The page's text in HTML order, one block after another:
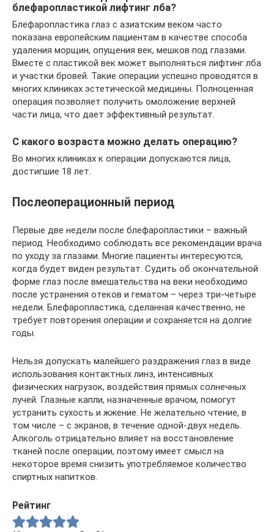
блефаропластикой лифтинг лба?
Блефаропластика глаз с азиатским веком часто
показана европейским пациентам в качестве способа
удаления морщин, опущения век, мешков под глазами.
Вместе с пластикой век может выполняться лифтинг лба
и участки бровей. Такие операции успешно проводятся в
многих клиниках эстетической медицины. Полноценная
операция позволяет получить омоложение верхней
части лица, что дает эффективный результат.
С какого возраста можно делать операцию?
Во многих клиниках к операции допускаются лица,
достигшие 18 лет.
Послеоперационный период
Первые две недели после блефаропластики – важный
период. Необходимо соблюдать все рекомендации врача
по уходу за глазами. Многие пациенты интересуются,
когда будет виден результат. Судить об окончательной
форме глаз после вмешательства на веки необходимо
после устранения отеков и гематом – через три-четыре
недели. Блефаропластика, сделанная качественно, не
требует повторения операции и сохраняется на долгие
годы.
Нельзя допускать малейшего раздражения глаз в виде
использования контактных линз, интенсивных
физических нагрузок, воздействия прямых солнечных
лучей. Глазные капли, назначенные врачом, помогут
устранить сухость и жжение. Не желательно чтение, в
том числе – с экранов, в течение одной-двух недель.
Алкоголь отрицательно влияет на восстановление
тканей после операции, поэтому имеет смысл на
некоторое время снизить употребляемое количество
спиртных напитков.
Рейтинг